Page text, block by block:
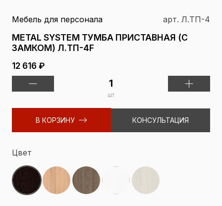
Мебель для персонала арт. Л.ТП-4
METAL SYSTEM ТУМБА ПРИСТАВНАЯ (С
ЗАМКОМ) Л.ТП-4F
12 616 ₽
шт
В КОРЗИНУ КОНСУЛЬТАЦИЯ
Цвет